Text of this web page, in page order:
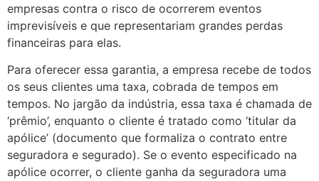
empresas contra o risco de ocorrerem eventos
imprevisíveis e que representariam grandes perdas
financeiras para elas.
Para oferecer essa garantia, a empresa recebe de todos
os seus clientes uma taxa, cobrada de tempos em
tempos. No jargão da indústria, essa taxa é chamada de
‘prêmio’, enquanto o cliente é tratado como ‘titular da
apólice’ (documento que formaliza o contrato entre
seguradora e segurado). Se o evento especificado na
apólice ocorrer, o cliente ganha da seguradora uma